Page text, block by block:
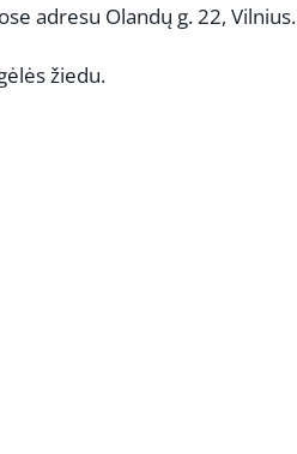
adresu Olandų g. 22, Vilnius.
žiedu.